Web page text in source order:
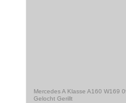
Mercedes A Klasse A160 W169
Gelocht Gerillt